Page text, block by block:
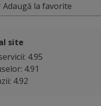
Adaugă la favorite
site
4.95
4.91
4.92